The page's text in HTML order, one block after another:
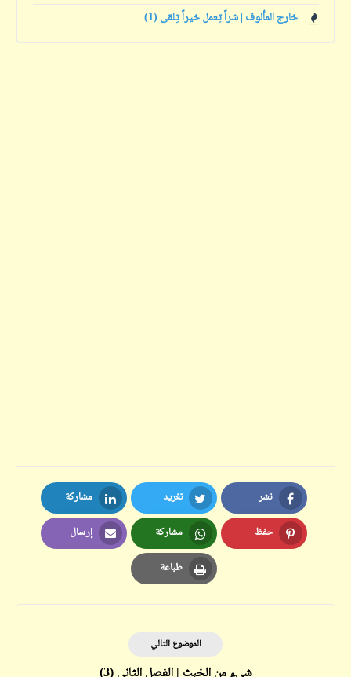
خارج المألوف | شراً تِعمل خيراً تِلقى (1)
نشر
Facebook
تغريد
Twitter
مشاركة
LinkedIn
حفظ
Pinterest
مشاركة
Whatsapp
إرسال
Email
طباعة
الموضوع التالي